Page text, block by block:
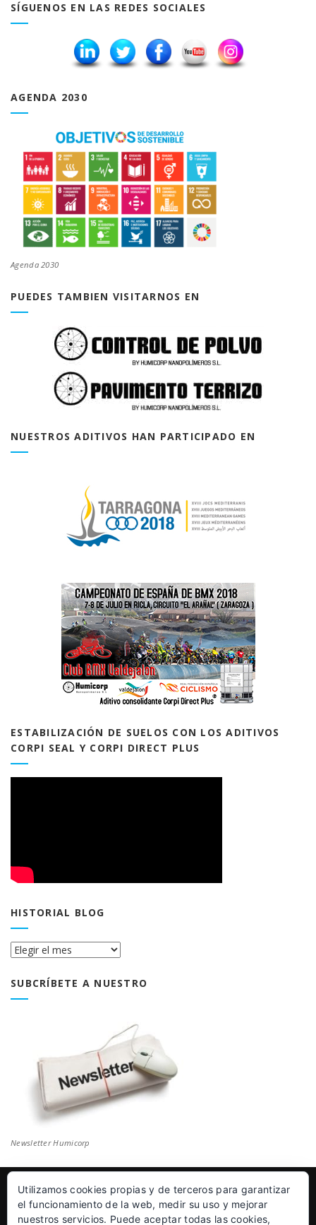
SÍGUENOS EN LAS REDES SOCIALES
AGENDA 2030
Agenda 2030
PUEDES TAMBIEN VISITARNOS EN
NUESTROS ADITIVOS HAN PARTICIPADO EN
ESTABILIZACIÓN DE SUELOS CON LOS ADITIVOS
CORPI SEAL Y CORPI DIRECT PLUS
HISTORIAL BLOG
Historial
SUBCRÍBETE A NUESTRO
Newsletter Humicorp
© Humicorp Nanopolímeros S.L 2011-2026| Aviso Legal
Utilizamos cookies propias y de terceros para garantizar
el funcionamiento de la web, medir su uso y mejorar
nuestros servicios. Puede aceptar todas las cookies,